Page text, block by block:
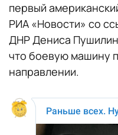
первый
РИА «Новости» со
ДНР Дениса
что боевую машину
направлении.